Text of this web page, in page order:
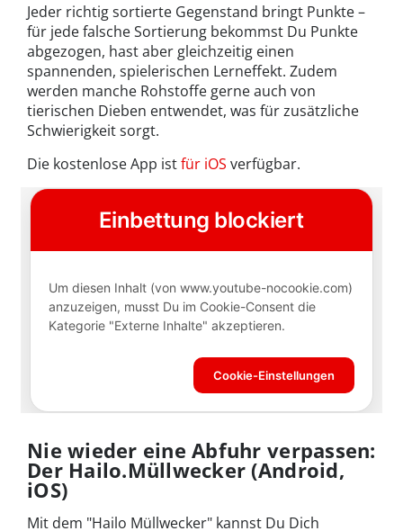
Jeder richtig sortierte Gegenstand bringt Punkte –
für jede falsche Sortierung bekommst Du Punkte
abgezogen, hast aber gleichzeitig einen
spannenden, spielerischen Lerneffekt. Zudem
werden manche Rohstoffe gerne auch von
tierischen Dieben entwendet, was für zusätzliche
Schwierigkeit sorgt.
Die kostenlose App istfür iOS verfügbar.
Nie wieder eine Abfuhr verpassen:
Der Hailo.Müllwecker (Android,
iOS)
Mit dem "Hailo Müllwecker" kannst Du Dich